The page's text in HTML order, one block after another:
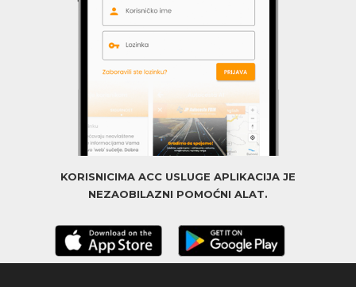
KORISNICIMA ACC USLUGE APLIKACIJA JE
NEZAOBILAZNI POMOĆNI ALAT.